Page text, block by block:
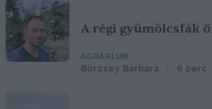
A régi gyümölcsfák
AGRÁRIUM
Börzsey Barbara 6 perc